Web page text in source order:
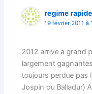
regime rapide
19 février 2011 à
2012 arrive a grand
largement
toujours perdue pas
Jospin ou Balladur)